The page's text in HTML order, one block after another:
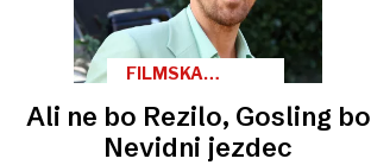
FILMSKA
Ali ne bo Rezilo, Gosling bo
Nevidni jezdec